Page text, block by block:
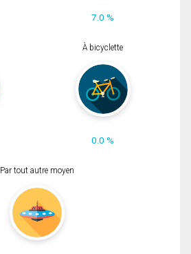
7.0 %
À bicyclette
0.0 %
Par tout autre moyen